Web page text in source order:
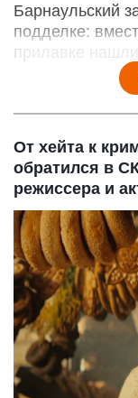
Барнаульский
подделке:
прилавке
От хейта к
обратился в
режиссера и